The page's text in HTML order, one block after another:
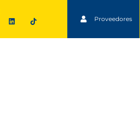
Proveedores